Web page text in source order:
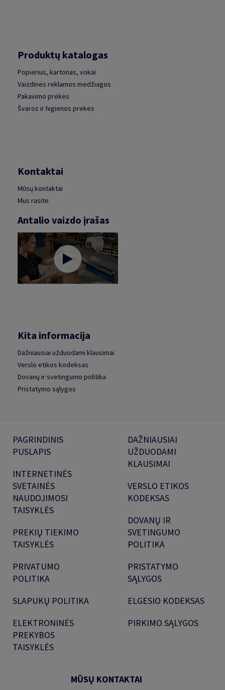
Produktų katalogas
Popierius, kartonas, vokai
Vaizdinės reklamos medžiagos
Pakavimo prekės
Švaros ir higienos prekės
Kontaktai
Mūsų kontaktai
Mus rasite
Antalio vaizdo įrašas
Kita informacija
Dažniausiai užduodami klausimai
Verslo etikos kodeksas
Dovanų ir svetingumo politika
Pristatymo sąlygos
PAGRINDINIS
PUSLAPIS
INTERNETINĖS
SVETAINĖS
NAUDOJIMOSI
TAISYKLĖS
PREKIŲ TIEKIMO
TAISYKLĖS
PRIVATUMO
POLITIKA
SLAPUKŲ POLITIKA
ELEKTRONINĖS
PREKYBOS
TAISYKLĖS
DAŽNIAUSIAI
UŽDUODAMI
KLAUSIMAI
VERSLO ETIKOS
KODEKSAS
DOVANŲ IR
SVETINGUMO
POLITIKA
PRISTATYMO
SĄLYGOS
ELGESIO KODEKSAS
PIRKIMO SĄLYGOS
MŪSŲ KONTAKTAI